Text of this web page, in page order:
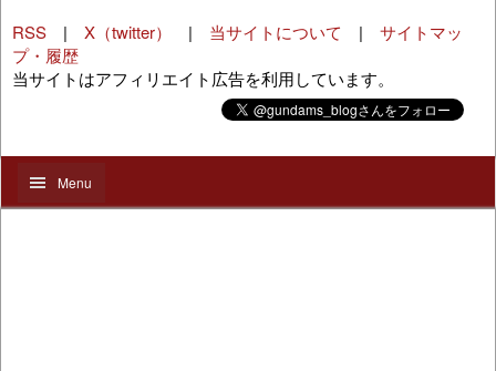
RSS | X（twitter） | 当サイトについて | サイトマッ
プ・履歴
当サイトはアフィリエイト広告を利用しています。
Menu